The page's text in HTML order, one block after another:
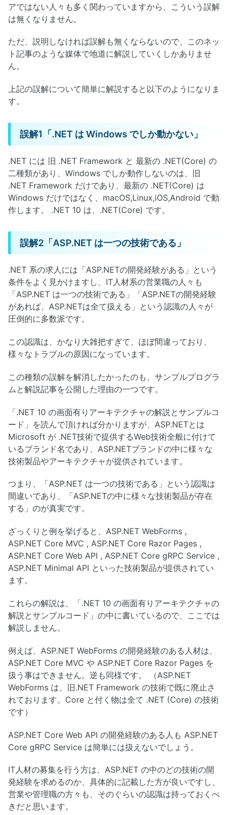
アではない人々も多く関わっていますから、こういう誤解
は無くなりません。
ただ、説明しなければ誤解も無くならないので、このネッ
ト記事のような媒体で地道に解説していくしかありませ
ん。
上記の誤解について簡単に解説すると以下のようになりま
す。
誤解1「.NET は Windows でしか動かない」
.NET には 旧 .NET Framework と 最新の .NET(Core) の
二種類があり、Windows でしか動作しないのは、旧
.NET Framework だけであり、最新の .NET(Core) は
Windows だけではなく、macOS,Linux,iOS,Android で動
作します。 .NET 10 は、.NET(Core) です。
誤解2「ASP.NET は一つの技術である」
.NET 系の求人には「ASP.NETの開発経験がある」という
条件をよく見かけますし、IT人材系の営業職の人々も
「ASP.NET は一つの技術である」「ASP.NETの開発経験
があれば、ASP.NETは全て扱える」という認識の人々が
圧倒的に多数派です。
この認識は、かなり大雑把すぎて、ほぼ間違っており、
様々なトラブルの原因になっています。
この種類の誤解を解消したかったのも、サンプルプログラ
ムと解説記事を公開した理由の一つです。
「.NET 10 の画面有りアーキテクチャの解説とサンプルコ
ード」を読んで頂ければ分かりますが、ASP.NETとは
Microsoft が .NET技術で提供するWeb技術全般に付けて
いるブランド名であり、ASP.NETブランドの中に様々な
技術製品やアーキテクチャが提供されています。
つまり、「ASP.NET は一つの技術である」という認識は
間違いであり、「ASP.NETの中に様々な技術製品が存在
する」のが真実です。
ざっくりと例を挙げると、ASP.NET WebForms ,
ASP.NET Core MVC , ASP.NET Core Razor Pages ,
ASP.NET Core Web API , ASP.NET Core gRPC Service ,
ASP.NET Minimal API といった技術製品が提供されてい
ます。
これらの解説は、「.NET 10 の画面有りアーキテクチャの
解説とサンプルコード」の中に書いているので、ここでは
解説しません。
例えば、ASP.NET WebForms の開発経験のある人材は、
ASP.NET Core MVC や ASP.NET Core Razor Pages を
扱う事はできません。逆も同様です。 （ASP.NET
WebForms は、旧.NET Framework の技術で既に廃止さ
れております。Core と付く物は全て .NET (Core) の技術
です）
ASP.NET Core Web API の開発経験のある人も ASP.NET
Core gRPC Service は簡単には扱えないでしょう。
IT人材の募集を行う方は、ASP.NET の中のどの技術の開
発経験を求めるのか、具体的に記載した方が良いですし、
営業や管理職の方々も、そのぐらいの認識は持っておくべ
きだと思います。